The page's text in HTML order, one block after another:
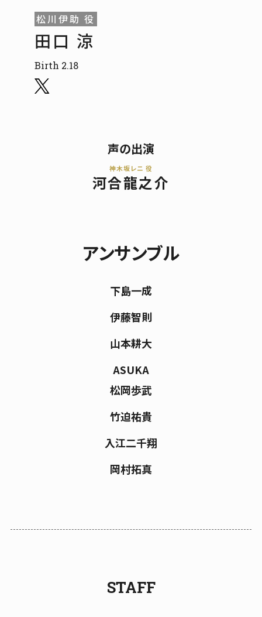
松川伊助 役
田口 涼
Birth 2.18
声の出演
神木坂レニ 役
河合龍之介
アンサンブル
下島一成
伊藤智則
山本耕大
ASUKA
松岡歩武
竹迫祐貴
入江二千翔
岡村拓真
STAFF